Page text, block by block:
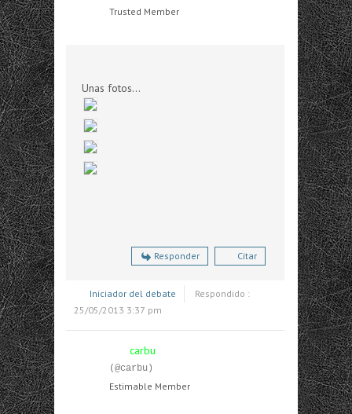
Trusted Member
Unas fotos...
Responder Citar
Iniciador del debate
25/05/2013 3:37 pm
carbu
(@carbu)
Estimable Member